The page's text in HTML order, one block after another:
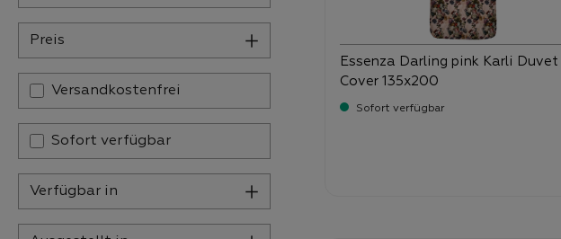
Preis
Filter hinzufügen: Versandkostenfrei
Versandkostenfrei
Sofort verfügbar
Verfügbar in
Essenza Darling pink Karli Duvet
Cover 135x200
Sofort verfügbar